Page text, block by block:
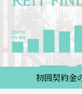
初回契約金